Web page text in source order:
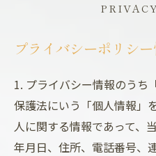
プライバシーポリシ
1. プライバシー情報のうち
保護法にいう「個人情報」
人に関する情報であって、
年月日、住所、電話番号、